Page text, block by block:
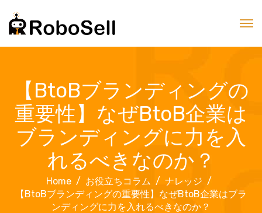
【BtoBブランディングの
重要性】なぜBtoB企業は
ブランディングに力を入
れるべきなのか？
Home お役立ちコラム
ナレッジ
【BtoBブランディングの重要性】なぜBtoB企業はブラ
ンディングに力を入れるべきなのか？